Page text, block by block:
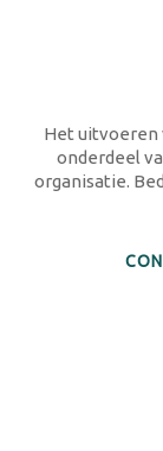
Het uitvoeren
onderdeel
organisatie.